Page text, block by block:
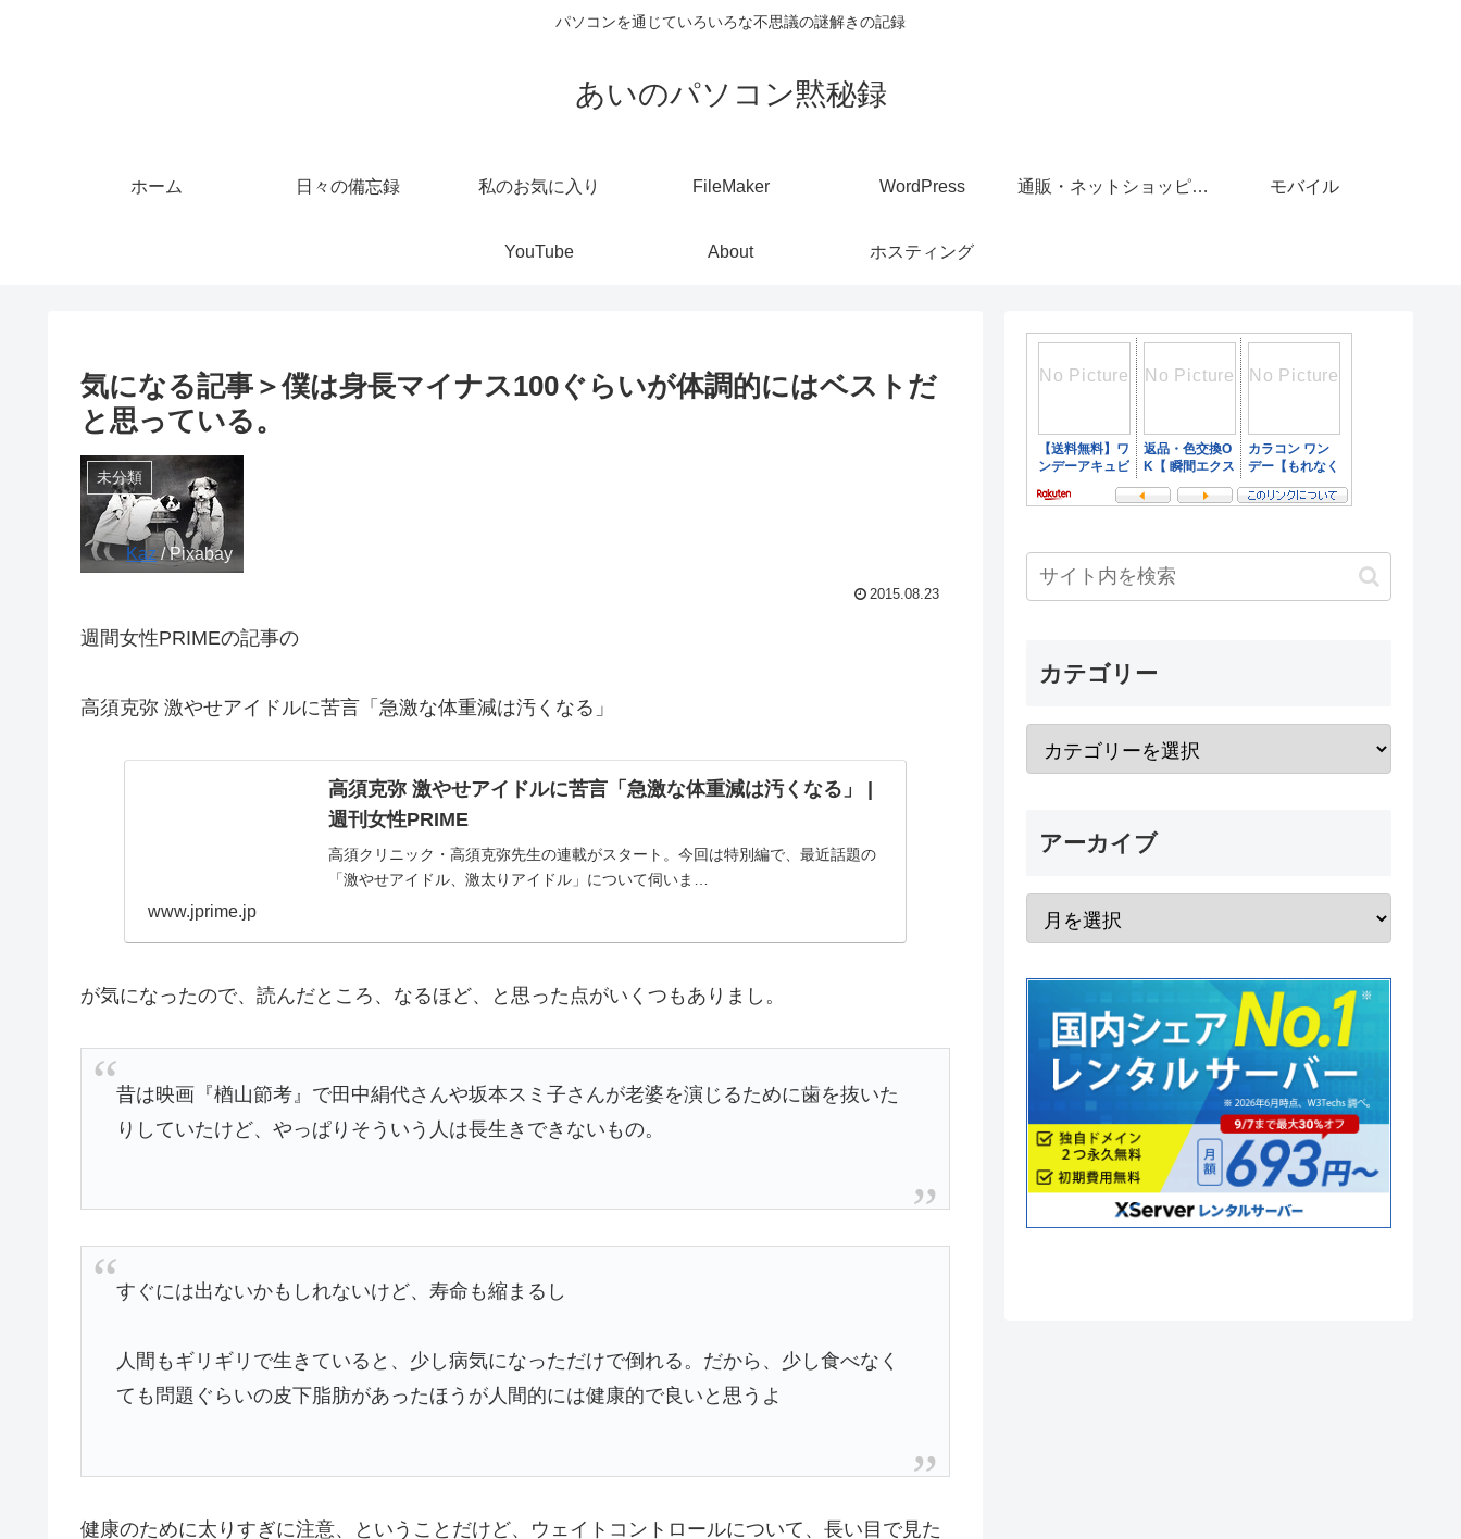
パソコンを通じていろいろな不思議の謎解きの記録
あいのパソコン黙秘録
ホーム 日々の備忘録 私のお気に入り FileMaker WordPress 通販・ネットショッピング モバイル
YouTube About ホスティング
気になる記事＞僕は身長マイナス100ぐらいが体調的にはベストだ
と思っている。
未分類
Kaz/ Pixabay
2015.08.23
週間女性PRIMEの記事の
高須克弥 激やせアイドルに苦言「急激な体重減は汚くなる」
高須克弥 激やせアイドルに苦言「急激な体重減は汚くなる」 |
週刊女性PRIME
高須クリニック・高須克弥先生の連載がスタート。今回は特別編で、最近話題の
「激やせアイドル、激太りアイドル」について伺いま…
www.jprime.jp
が気になったので、読んだところ、なるほど、と思った点がいくつもありまし。
昔は映画『楢山節考』で田中絹代さんや坂本スミ子さんが老婆を演じるために歯を抜いた
りしていたけど、やっぱりそういう人は長生きできないもの。
すぐには出ないかもしれないけど、寿命も縮まるし
人間もギリギリで生きていると、少し病気になっただけで倒れる。だから、少し食べなく
ても問題ぐらいの皮下脂肪があったほうが人間的には健康的で良いと思うよ
健康のために太りすぎに注意、ということだけど、ウェイトコントロールについて、長い目で見た
カテゴリー
アーカイブ